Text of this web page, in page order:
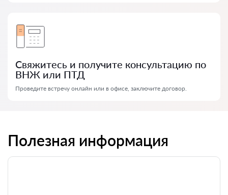
Свяжитесь и получите консультацию по
ВНЖ или ПТД
Проведите встречу онлайн или в офисе, заключите договор.
Полезная информация